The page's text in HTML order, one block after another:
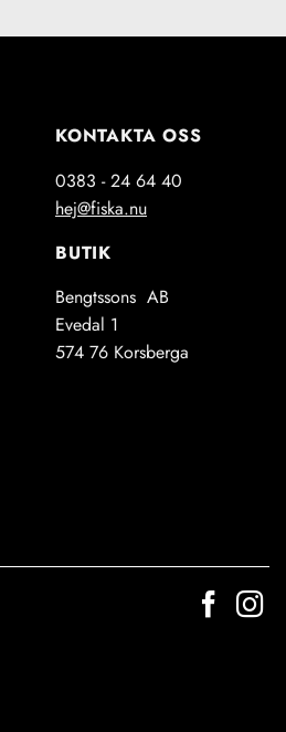
KONTAKTA OSS
0383 - 24 64 40
hej@fiska.nu
BUTIK
Bengtssons AB
Evedal 1
574 76 Korsberga